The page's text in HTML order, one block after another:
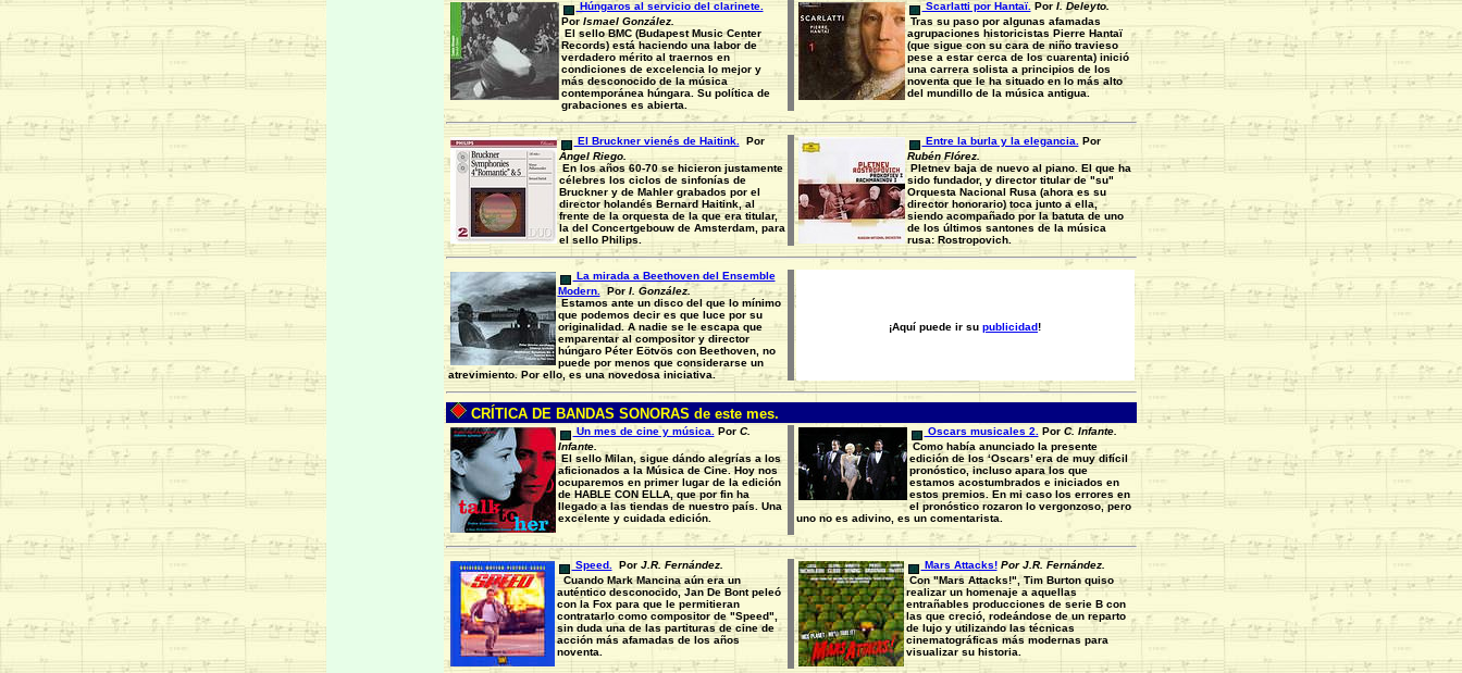
Húngaros al servicio del clarinete.
PorIsmael González.
El sello BMC (Budapest Music Center
Records) está haciendo una labor de
verdadero mérito al traernos en
condiciones de excelencia lo mejor y
más desconocido de la música
contemporánea húngara. Su política de
grabaciones es abierta.
Scarlatti por Hantaï. PorI. Deleyto.
Tras su paso por algunas afamadas
agrupaciones historicistas Pierre Hantaï
(que sigue con su cara de niño travieso
pese a estar cerca de los cuarenta) inició
una carrera solista a principios de los
noventa que le ha situado en lo más alto
del mundillo de la música antigua.
El Bruckner vienés de Haitink.
Por
Ángel Riego.
En los años 60-70 se hicieron justamente
célebres los ciclos de sinfonías de
Bruckner y de Mahler grabados por el
director holandés Bernard Haitink, al
frente de la orquesta de la que era titular,
la del Concertgebouw de Amsterdam, para
el sello Philips.
Entre la burla y la elegancia.
Por
Rubén Flórez.
Pletnev baja de nuevo al piano. El que ha
sido fundador, y director titular de "su"
Orquesta Nacional Rusa (ahora es su
director honorario) toca junto a ella,
siendo acompañado por la batuta de uno
de los últimos santones de la música
rusa: Rostropovich.
La mirada a Beethoven del Ensemble
Modern.
PorI. González.
Estamos ante un disco del que lo mínimo
que podemos decir es que luce por su
originalidad. A nadie se le escapa que
emparentar al compositor y director
húngaro Péter Eötvös con Beethoven, no
puede por menos que considerarse un
atrevimiento. Por ello, es una novedosa iniciativa.
¡Aquí puede ir su publicidad!
CRÍTICA DE BANDAS SONORAS de este mes.
Un mes de cine y música. PorC.
Infante.
El sello Milan, sigue dándo alegrías a los
aficionados a la Música de Cine. Hoy nos
ocuparemos en primer lugar de la edición
de HABLE CON ELLA, que por fin ha
llegado a las tiendas de nuestro país. Una
excelente y cuidada edición.
Oscars musicales 2. PorC. Infante.
Como había anunciado la presente
edición de los ‘Oscars’ era de muy difícil
pronóstico, incluso apara los que
estamos acostumbrados e iniciados en
estos premios. En mi caso los errores en
el pronóstico rozaron lo vergonzoso, pero
uno no es adivino, es un comentarista.
Speed. PorJ.R. Fernández.
Cuando Mark Mancina aún era un
auténtico desconocido, Jan De Bont peleó
con la Fox para que le permitieran
contratarlo como compositor de "Speed",
sin duda una de las partituras de cine de
acción más afamadas de los años
noventa.
Mars Attacks!Por J.R. Fernández.
Con "Mars Attacks!", Tim Burton quiso
realizar un homenaje a aquellas
entrañables producciones de serie B con
las que creció, rodeándose de un reparto
de lujo y utilizando las técnicas
cinematográficas más modernas para
visualizar su historia.